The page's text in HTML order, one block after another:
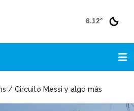
6.12°
/ Circuito Messi y algo más